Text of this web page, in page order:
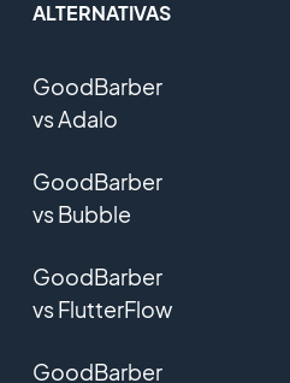
ALTERNATIVAS
GoodBarber
vs Adalo
GoodBarber
vs Bubble
GoodBarber
vs FlutterFlow
GoodBarber